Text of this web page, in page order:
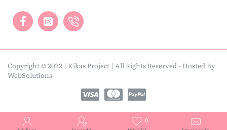
0
Copyright © 2022 | Kikas Project | All Rights Reserved - Hosted By
WebSolutions